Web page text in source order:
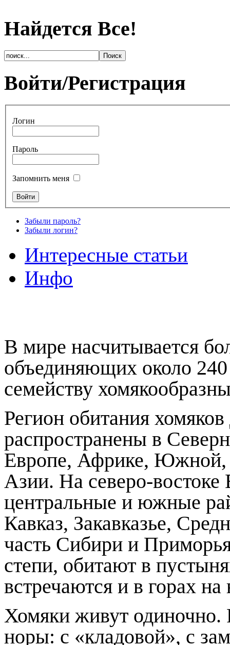
Найдется Все!
Войти/Регистрация
Логин
Пароль
Запомнить меня
Забыли пароль?
Забыли логин?
Интересные статьи
Инфо
В мире насчитывается
объединяющих около
семейству
Регион обитания
распространены в
Европе, Африке, Южной,
Азии. На северо-востоке
центральные и южные
Кавказ, Закавказье,
часть Сибири и
степи, обитают в
встречаются и в горах
Хомяки живут одиночно.
норы: с «кладовой», с